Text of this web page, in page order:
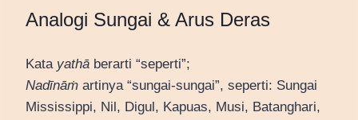
Analogi Sungai & Arus Deras
Kata yathā berarti “seperti”;
Nadīnāṁ artinya “sungai-sungai”, seperti: Sungai
Mississippi, Nil, Digul, Kapuas, Musi, Batanghari,